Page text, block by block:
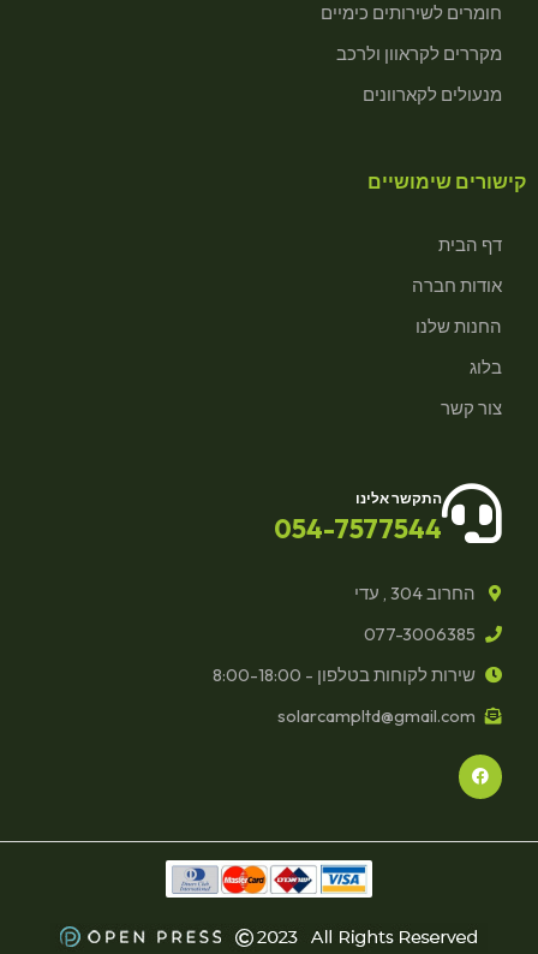
חומרים לשירותים כימיים
מקררים לקראוון ולרכב
מנעולים לקארוונים
קישורים שימושיים
דף הבית
אודות חברה
החנות שלנו
בלוג
צור קשר
התקשר אלינו
054-7577544
החרוב 304 , עדי
077-3006385
שירות לקוחות בטלפון - 8:00-18:00
solarcampltd@gmail.com
F
a
c
o